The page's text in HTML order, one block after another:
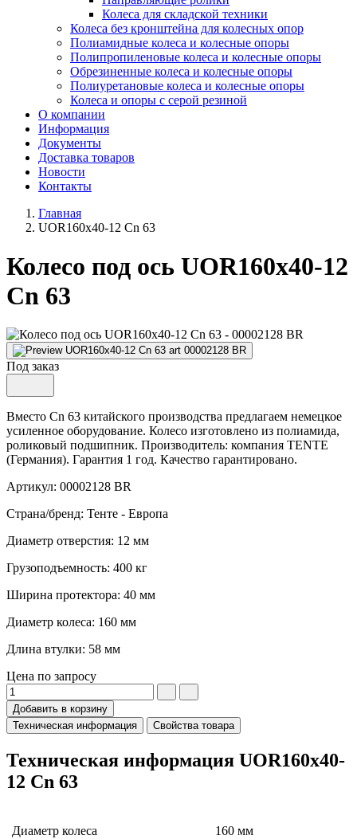
Колеса для складской техники
Колеса без кронштейна для колесных опор
Полиамидные колеса и колесные опоры
Полипропиленовые колеса и колесные опоры
Обрезиненные колеса и колесные опоры
Полиуретановые колеса и колесные опоры
Колеса и опоры с серой резиной
О компании
Информация
Документы
Доставка товаров
Новости
Контакты
Главная
UOR160x40-12 Cn 63
Колесо под ось UOR160x40-12
Cn 63
Под заказ
Вместо Cn 63 китайского производства предлагаем немецкое
усиленное оборудование. Колесо изготовлено из полиамида,
роликовый подшипник. Производитель: компания TENTE
(Германия). Гарантия 1 год. Качество гарантировано.
Артикул: 00002128 BR
Страна/бренд: Тенте - Европа
Диаметр отверстия: 12 мм
Грузоподъемность: 400 кг
Ширина протектора: 40 мм
Диаметр колеса: 160 мм
Длина втулки: 58 мм
Цена по запросу
Добавить в корзину
Техническая информация
Свойства товара
Техническая информация UOR160x40-
12 Cn 63
Диаметр колеса 160 мм